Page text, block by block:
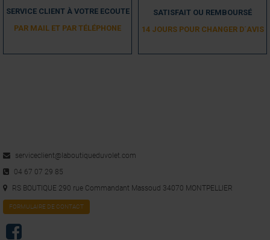
SERVICE CLIENT À VOTRE ECOUTE
PAR MAIL ET PAR TÉLÉPHONE
SATISFAIT OU REMBOURSÉ
14 JOURS POUR CHANGER D´AVIS
serviceclient@laboutiqueduvolet.com
04 67 07 29 85
RS BOUTIQUE 290 rue Commandant Massoud 34070 MONTPELLIER
FORMULAIRE DE CONTACT